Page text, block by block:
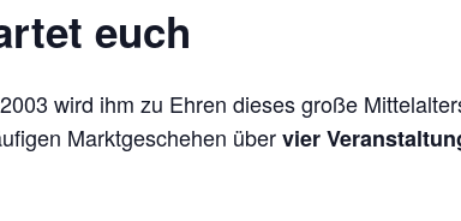
euch
wird ihm zu Ehren dieses große
Marktgeschehen übervier